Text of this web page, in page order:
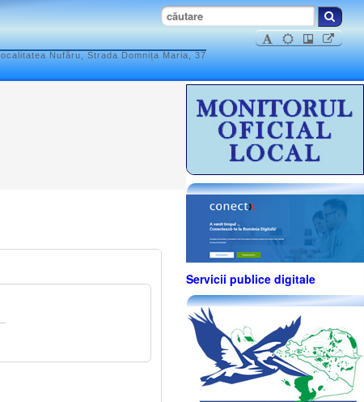
Nufăru, Strada Domnița Maria, 37
Servicii publice digitale